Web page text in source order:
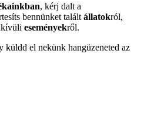
, kérj dalt a
bennünket talált állatokról,
eseményekről.
küldd el nekünk hangüzeneted az